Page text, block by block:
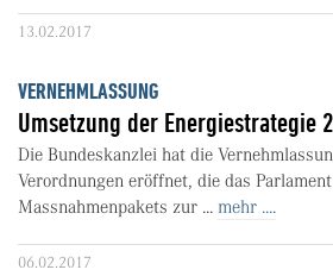
13.02.2017
VERNEHMLASSUNG
Umsetzung der Energiestrategie
Die Bundeskanzlei hat die
Verordnungen eröffnet, die das
Massnahmenpakets zur ... mehr ....
06.02.2017